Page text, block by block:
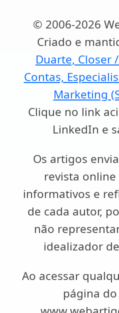
© 2006-2026
Criado e
Duarte, Closer
Contas,
Marketing
Clique no link
LinkedIn e
Os artigos
revista
informativos e
de cada autor,
não
idealizador
Ao acessar
página